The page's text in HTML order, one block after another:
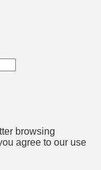
browsing
agree to our use